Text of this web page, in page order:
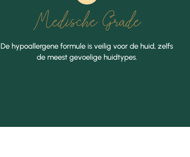
Medische Grade
De hypoallergene formule is veilig voor de huid, zelfs
de meest gevoelige huidtypes.